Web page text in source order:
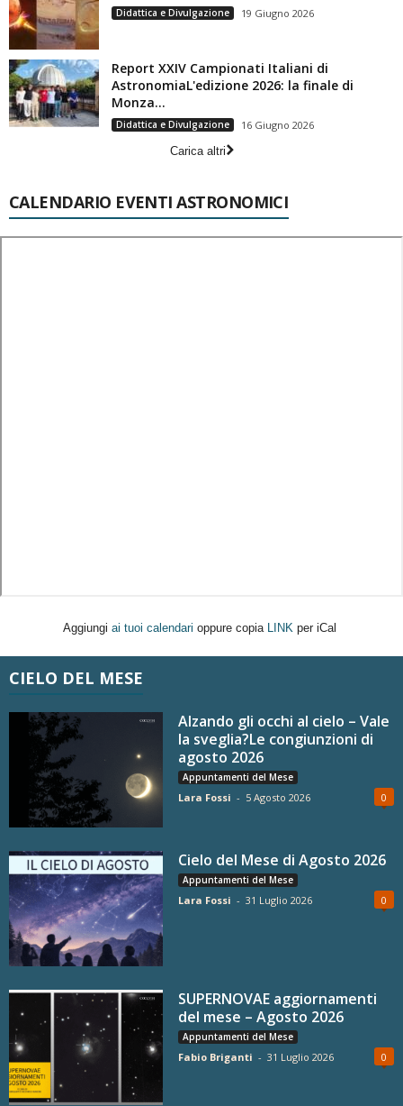
Didattica e Divulgazione 19 Giugno 2026
Report XXIV Campionati Italiani di
AstronomiaL'edizione 2026: la finale di
Monza...
Didattica e Divulgazione
16 Giugno 2026
Carica altri
CALENDARIO EVENTI ASTRONOMICI
Aggiungi ai tuoi calendari oppure copia LINK per iCal
CIELO DEL MESE
Alzando gli occhi al cielo – Vale
la sveglia?Le congiunzioni di
agosto 2026
Appuntamenti del Mese
Lara Fossi - 5 Agosto 2026 0
Cielo del Mese di Agosto 2026
Appuntamenti del Mese
Lara Fossi - 31 Luglio 2026 0
SUPERNOVAE aggiornamenti
del mese – Agosto 2026
Appuntamenti del Mese
Fabio Briganti - 31 Luglio 2026 0